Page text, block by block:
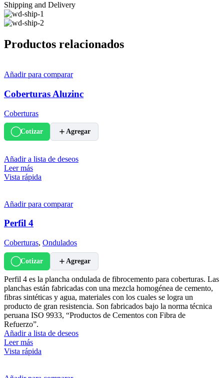
Shipping and Delivery
Productos relacionados
Añadir para comparar
Coberturas Aluzinc
Coberturas
Cotizar Agregar
Añadir a lista de deseos
Leer más
Vista rápida
Añadir para comparar
Perfil 4
Coberturas, Ondulados
Cotizar Agregar
Perfil 4 es la plancha ondulada de fibrocemento para coberturas. Las
planchas están fabricadas con una mezcla homogénea de cemento,
fibras sintéticas y agua, materiales con los cuales se logra un
producto de gran resistencia. Son fabricados bajo la norma técnica
peruana ISO 9933, “Productos de Cementos con Fibra de
Refuerzo”.
Añadir a lista de deseos
Leer más
Vista rápida